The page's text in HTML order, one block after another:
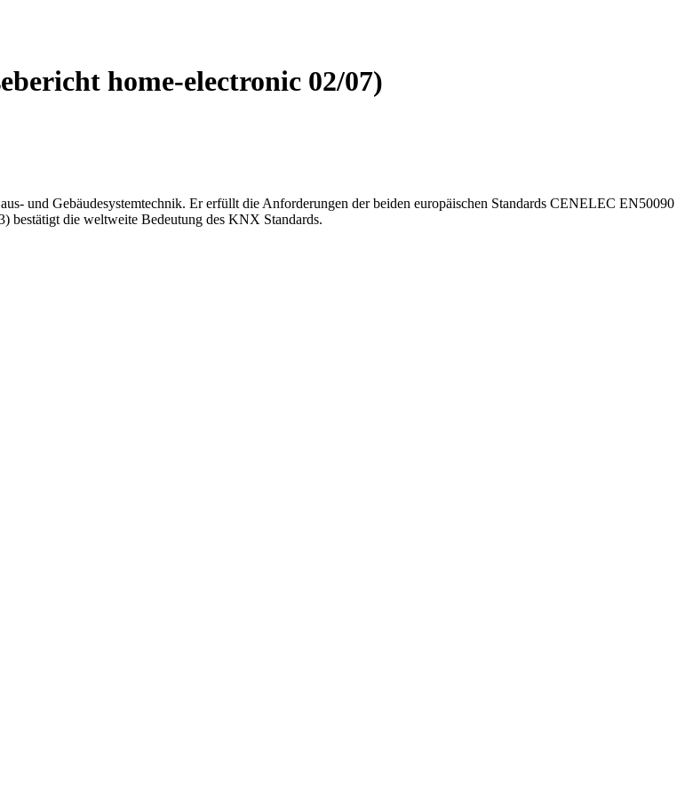
home-electronic 02/07)
Gebäudesystemtechnik. Er erfüllt die Anforderungen der beiden europäischen Standards CENELEC EN50090
bestätigt die weltweite Bedeutung des KNX Standards.